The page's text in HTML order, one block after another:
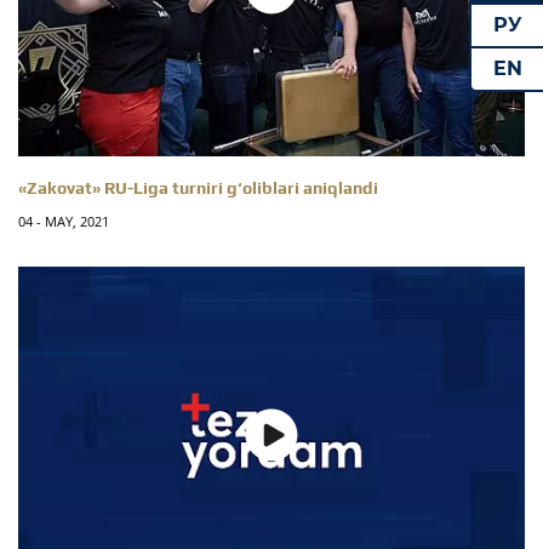
«Zakovat» RU-Liga turniri g‘oliblari aniqlandi
04 - MAY, 2021
РУ
EN